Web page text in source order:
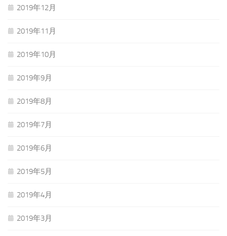
2019年12月
2019年11月
2019年10月
2019年9月
2019年8月
2019年7月
2019年6月
2019年5月
2019年4月
2019年3月